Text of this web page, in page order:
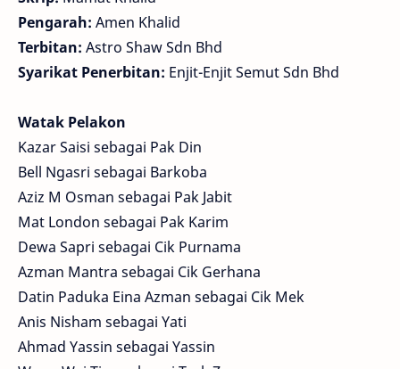
Pengarah: Amen Khalid
Terbitan: Astro Shaw Sdn Bhd
Syarikat Penerbitan: Enjit-Enjit Semut Sdn Bhd
Watak Pelakon
Kazar Saisi sebagai Pak Din
Bell Ngasri sebagai Barkoba
Aziz M Osman sebagai Pak Jabit
Mat London sebagai Pak Karim
Dewa Sapri sebagai Cik Purnama
Azman Mantra sebagai Cik Gerhana
Datin Paduka Eina Azman sebagai Cik Mek
Anis Nisham sebagai Yati
Ahmad Yassin sebagai Yassin